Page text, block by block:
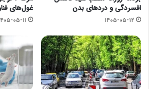
افسردگی و دردهای بدن
۱۴۰۵-۰۵-۱۲
غول‌های
۱۴۰۵-۰۵-